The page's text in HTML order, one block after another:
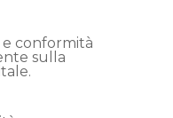
e conformità
sulla